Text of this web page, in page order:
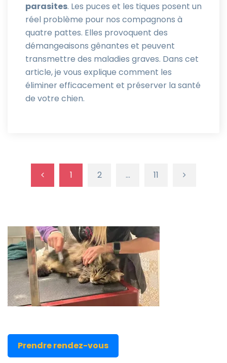
parasites. Les puces et les tiques posent un
réel problème pour nos compagnons à
quatre pattes. Elles provoquent des
démangeaisons gênantes et peuvent
transmettre des maladies graves. Dans cet
article, je vous explique comment les
éliminer efficacement et préserver la santé
de votre chien.
1 2 … 11
Prendre rendez-vous